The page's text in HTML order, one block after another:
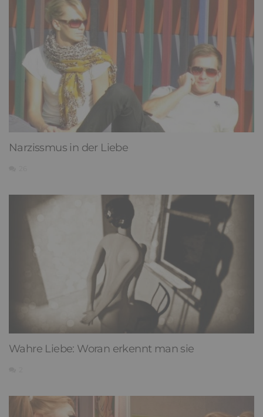
Narzissmus in der Liebe
Wahre Liebe: Woran erkennt man sie